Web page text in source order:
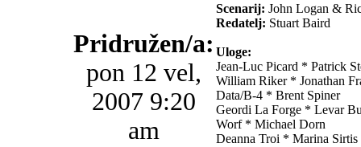
Pridružen/a:
pon 12 vel,
2007 9:20
am
Scenarij: John Logan &
Redatelj: Stuart Baird
Uloge:
Jean-Luc Picard * Patrick
William Riker * Jonathan
Data/B-4 * Brent Spiner
Geordi La Forge * Levar
Worf * Michael Dorn
Deanna Troi * Marina Sirtis